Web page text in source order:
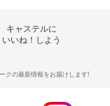
キャステルに
いいね！しよう
クの最新情報をお届けします!